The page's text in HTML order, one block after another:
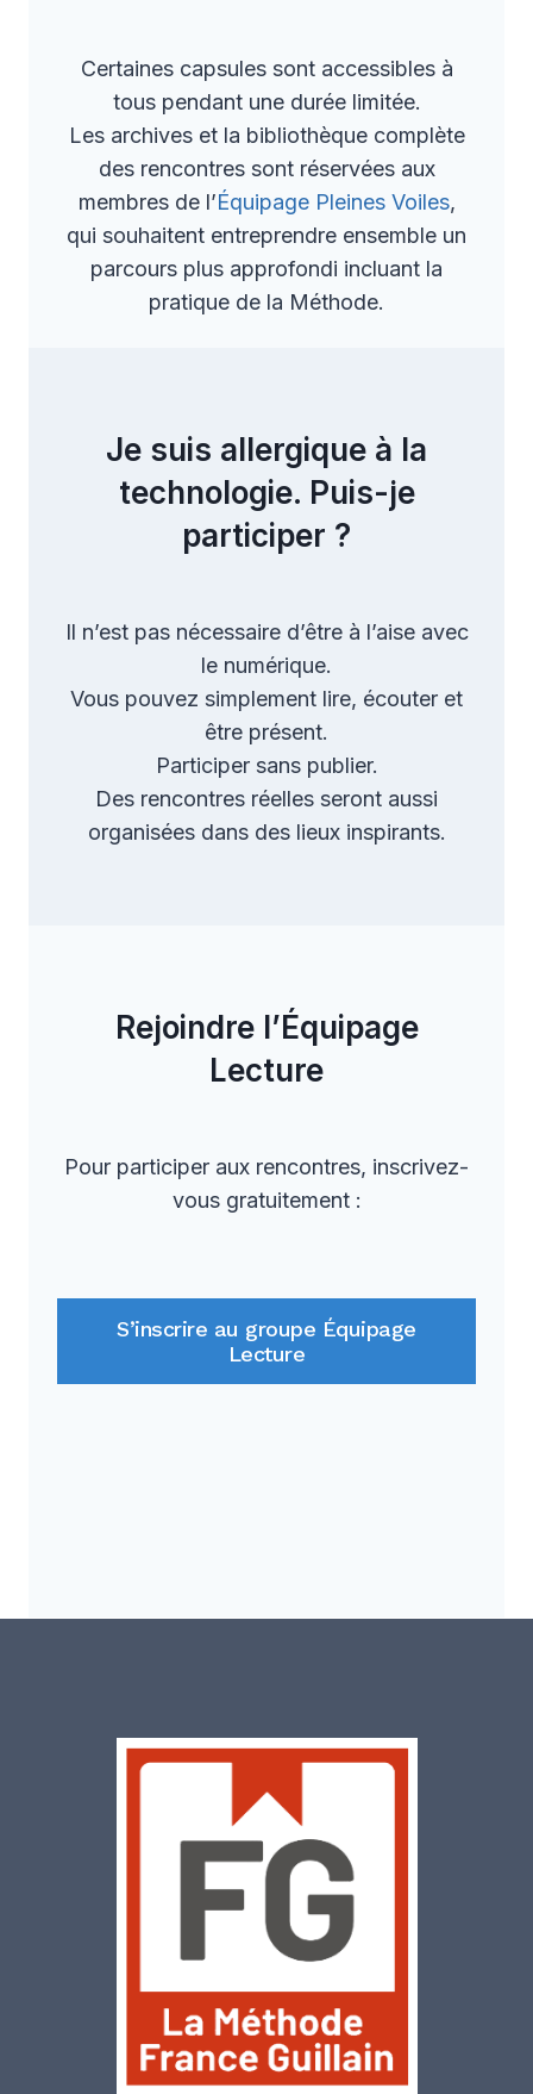
Certaines capsules sont accessibles à
tous pendant une durée limitée.
Les archives et la bibliothèque complète
des rencontres sont réservées aux
membres de l’Équipage Pleines Voiles,
qui souhaitent entreprendre ensemble un
parcours plus approfondi incluant la
pratique de la Méthode.
Je suis allergique à la
technologie. Puis-je
participer ?
Il n’est pas nécessaire d’être à l’aise avec
le numérique.
Vous pouvez simplement lire, écouter et
être présent.
Participer sans publier.
Des rencontres réelles seront aussi
organisées dans des lieux inspirants.
Rejoindre l’Équipage
Lecture
Pour participer aux rencontres, inscrivez-
vous gratuitement :
S’inscrire au groupe Équipage
Lecture